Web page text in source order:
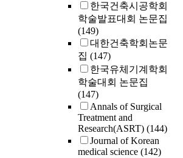
한국건축시공학회
학술발표대회 논문집
(149)
대한건축학회논문
집 (147)
한국유체기계학회
학술대회 논문집
(147)
Annals of Surgical
Treatment and
Research(ASRT) (144)
Journal of Korean
medical science (142)